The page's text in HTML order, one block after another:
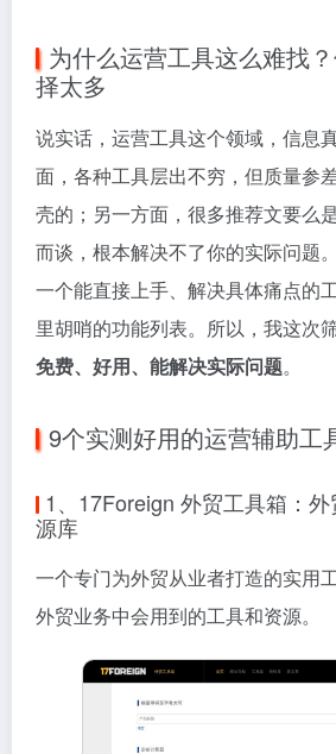
为什么运营工具这么难找
择太多
说实话，运营工具这个领域，信息
面，各种工具层出不穷，但质量参
壳的；另一方面，很多推荐文要么
而谈，根本解决不了你的实际问题
一个能直接上手、解决具体痛点的
里胡哨的功能列表。所以，我这次
免费、好用、能解决实际问题。
9个实测好用的运营辅助工
1、17Foreign 外贸工具箱：
源库
一个专门为外贸从业者打造的实用
外贸业务中会用到的工具和资源。